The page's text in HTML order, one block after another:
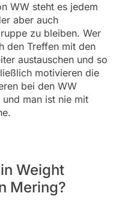
WW steht es jedem
aber auch
zu bleiben. Wer
den Treffen mit den
austauschen und so
motivieren die
bei den WW
man ist nie mit
Weight
Mering?